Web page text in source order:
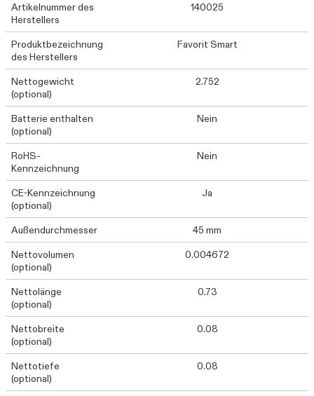
Artikelnummer des
Herstellers
140025
Produktbezeichnung
des Herstellers
Favorit Smart
Nettogewicht
(optional)
2.752
Batterie enthalten
(optional)
Nein
RoHS-
Kennzeichnung
Nein
CE-Kennzeichnung
(optional)
Ja
Außendurchmesser
45 mm
Nettovolumen
(optional)
0.004672
Nettolänge
(optional)
0.73
Nettobreite
(optional)
0.08
Nettotiefe
(optional)
0.08